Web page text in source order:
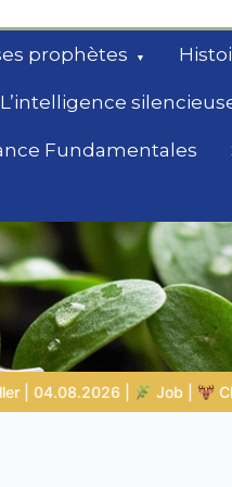
prophètes
L’intelligence
Fundamentales
montre à Job les animaux